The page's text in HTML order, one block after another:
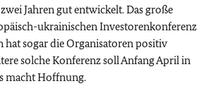
Jahren gut entwickelt. Das große
ukrainischen Investorenkonferenz
sogar die Organisatoren positiv
solche Konferenz soll Anfang April in
macht Hoffnung.